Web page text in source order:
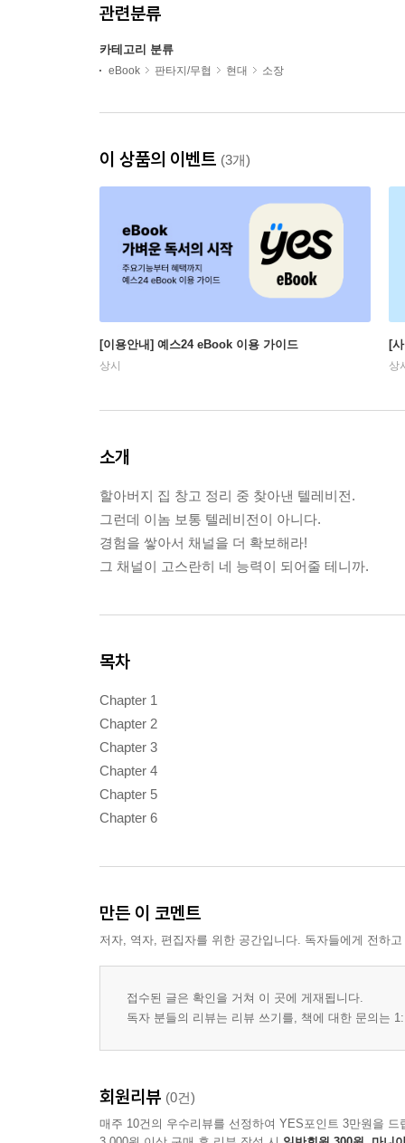
관련분류
카테고리 분류
eBook 판타지/무협 현대 소장
이 상품의 이벤트 (3개)
[이용안내] 예스24 eBook 이용 가이드
상시
[
상
소개
할아버지 집 창고 정리 중 찾아낸 텔레비전.
그런데 이놈 보통 텔레비전이 아니다.
경험을 쌓아서 채널을 더 확보해라!
그 채널이 고스란히 네 능력이 되어줄 테니까.
목차
Chapter 1
Chapter 2
Chapter 3
Chapter 4
Chapter 5
Chapter 6
만든 이 코멘트
저자, 역자, 편집자를 위한 공간입니다. 독자들에게 전하
접수된 글은 확인을 거쳐 이 곳에 게재됩니다.
독자 분들의 리뷰는 리뷰 쓰기를, 책에 대한 문의는
회원리뷰 (0건)
매주 10건의 우수리뷰를 선정하여 YES포인트 3만원을 드